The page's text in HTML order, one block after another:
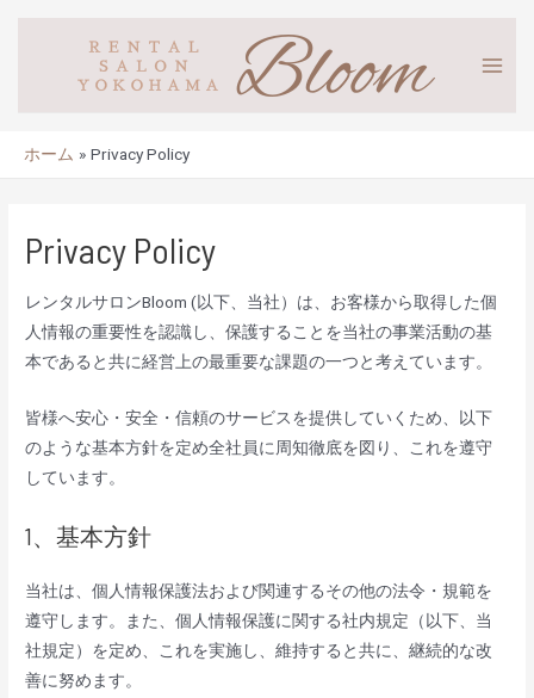
ホーム Privacy Policy
Privacy Policy
レンタルサロンBloom (以下、当社）は、お客様から取得した個
人情報の重要性を認識し、保護することを当社の事業活動の基
本であると共に経営上の最重要な課題の一つと考えています。
皆様へ安心・安全・信頼のサービスを提供していくため、以下
のような基本方針を定め全社員に周知徹底を図り、これを遵守
しています。
1、基本方針
当社は、個人情報保護法および関連するその他の法令・規範を
遵守します。また、個人情報保護に関する社内規定（以下、当
社規定）を定め、これを実施し、維持すると共に、継続的な改
善に努めます。